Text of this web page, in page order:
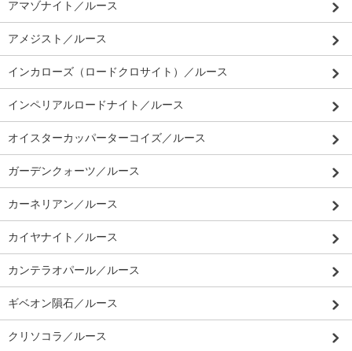
アマゾナイト／ルース
アメジスト／ルース
インカローズ（ロードクロサイト）／ルース
インペリアルロードナイト／ルース
オイスターカッパーターコイズ／ルース
ガーデンクォーツ／ルース
カーネリアン／ルース
カイヤナイト／ルース
カンテラオパール／ルース
ギベオン隕石／ルース
クリソコラ／ルース